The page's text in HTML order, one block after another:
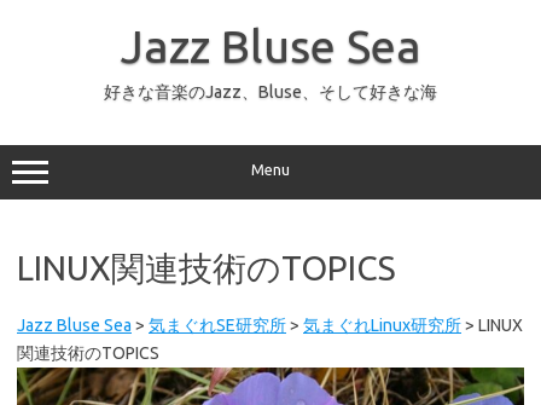
ッ
プ
Jazz Bluse Sea
好きな音楽のJazz、Bluse、そして好きな海
Menu
LINUX関連技術のTOPICS
Jazz Bluse Sea > 気まぐれSE研究所> 気まぐれLinux研究所> LINUX
関連技術のTOPICS